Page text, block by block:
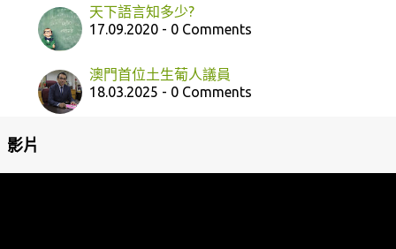
天下語言知多少?
17.09.2020 - 0 Comments
澳門首位土生葡人議員
18.03.2025 - 0 Comments
影片